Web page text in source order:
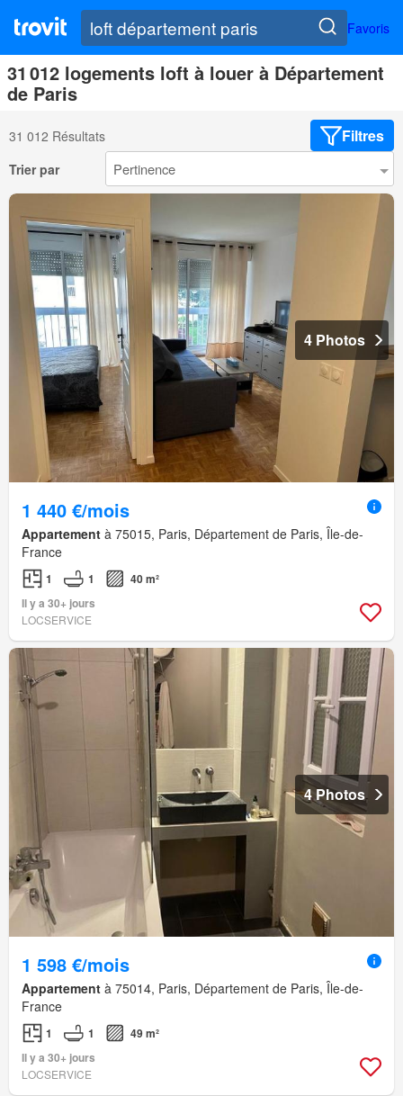
Favoris
31 012 logements loft à louer à Département
de Paris
31 012 Résultats Filtres
Trier par
4 Photos
1 440 €/mois
Appartement à 75015, Paris, Département de Paris, Île-de-
France
1 1
40 m²
Il y a 30+ jours
LOCSERVICE
4 Photos
1 598 €/mois
Appartement à 75014, Paris, Département de Paris, Île-de-
France
1 1
49 m²
Il y a 30+ jours
LOCSERVICE